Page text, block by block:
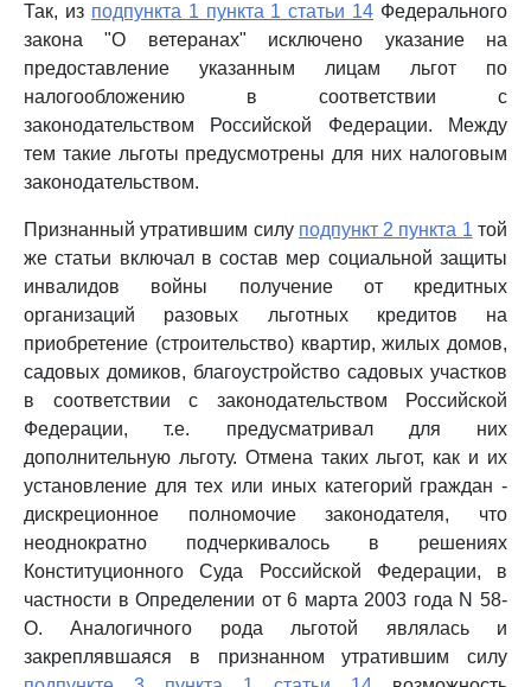
Так, из подпункта 1 пункта 1 статьи 14 Федерального
закона "О ветеранах" исключено указание на
предоставление указанным лицам льгот по
налогообложению в соответствии с
законодательством Российской Федерации. Между
тем такие льготы предусмотрены для них налоговым
законодательством.
Признанный утратившим силу подпункт 2 пункта 1 той
же статьи включал в состав мер социальной защиты
инвалидов войны получение от кредитных
организаций разовых льготных кредитов на
приобретение (строительство) квартир, жилых домов,
садовых домиков, благоустройство садовых участков
в соответствии с законодательством Российской
Федерации, т.е. предусматривал для них
дополнительную льготу. Отмена таких льгот, как и их
установление для тех или иных категорий граждан -
дискреционное полномочие законодателя, что
неоднократно подчеркивалось в решениях
Конституционного Суда Российской Федерации, в
частности в Определении от 6 марта 2003 года N 58-
О. Аналогичного рода льготой являлась и
закреплявшаяся в признанном утратившим силу